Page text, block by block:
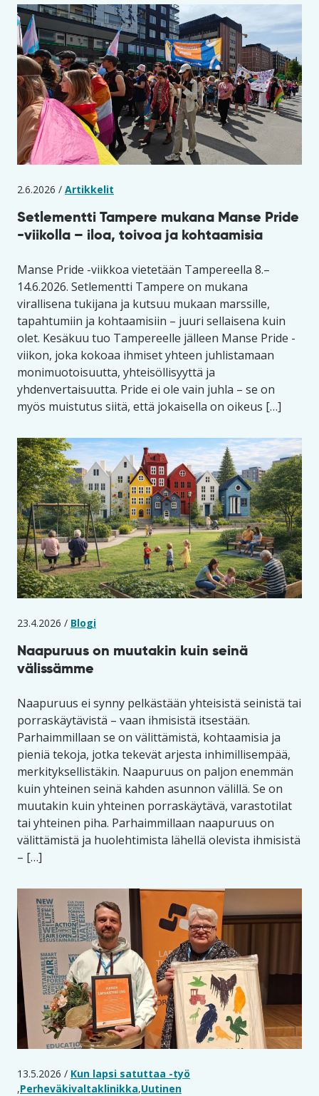
2.6.2026 / Artikkelit
Setlementti Tampere mukana Manse Pride
-viikolla – iloa, toivoa ja kohtaamisia
Manse Pride -viikkoa vietetään Tampereella 8.–
14.6.2026. Setlementti Tampere on mukana
virallisena tukijana ja kutsuu mukaan marssille,
tapahtumiin ja kohtaamisiin – juuri sellaisena kuin
olet. Kesäkuu tuo Tampereelle jälleen Manse Pride -
viikon, joka kokoaa ihmiset yhteen juhlistamaan
monimuotoisuutta, yhteisöllisyyttä ja
yhdenvertaisuutta. Pride ei ole vain juhla – se on
myös muistutus siitä, että jokaisella on oikeus […]
23.4.2026 / Blogi
Naapuruus on muutakin kuin seinä
välissämme
Naapuruus ei synny pelkästään yhteisistä seinistä tai
porraskäytävistä – vaan ihmisistä itsestään.
Parhaimmillaan se on välittämistä, kohtaamisia ja
pieniä tekoja, jotka tekevät arjesta inhimillisempää,
merkityksellistäkin. Naapuruus on paljon enemmän
kuin yhteinen seinä kahden asunnon välillä. Se on
muutakin kuin yhteinen porraskäytävä, varastotilat
tai yhteinen piha. Parhaimmillaan naapuruus on
välittämistä ja huolehtimista lähellä olevista ihmisistä
– […]
13.5.2026 / Kun lapsi satuttaa -työ
,Perheväkivaltaklinikka,Uutinen